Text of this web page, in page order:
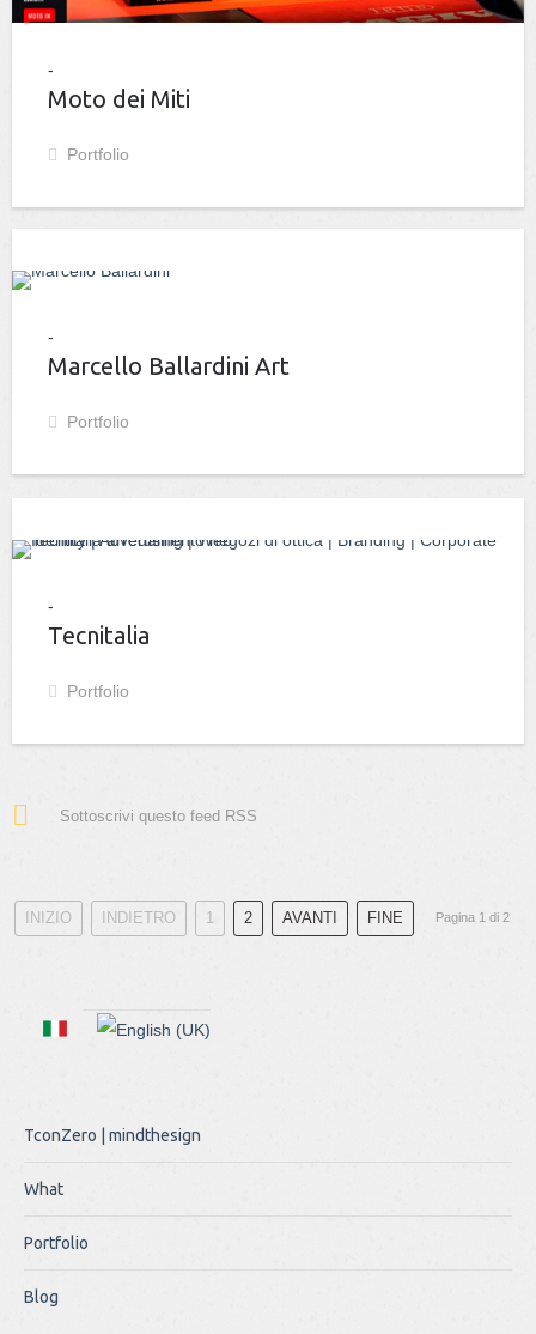
Moto dei Miti
Portfolio
Marcello Ballardini Art
Portfolio
Tecnitalia
Portfolio
Sottoscrivi questo feed RSS
INIZIO INDIETRO 1 2 AVANTI FINE Pagina 1 di 2
TconZero | mindthesign
What
Portfolio
Blog